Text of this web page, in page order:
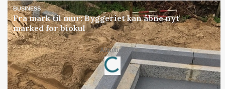
BUSINESS
Fra mark til mur: Byggeriet kan åbne nyt
marked for biokul
Annonce
Loading...